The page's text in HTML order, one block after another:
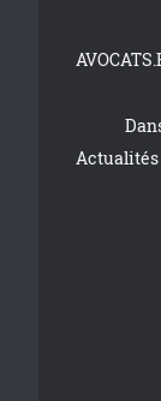
Tribune